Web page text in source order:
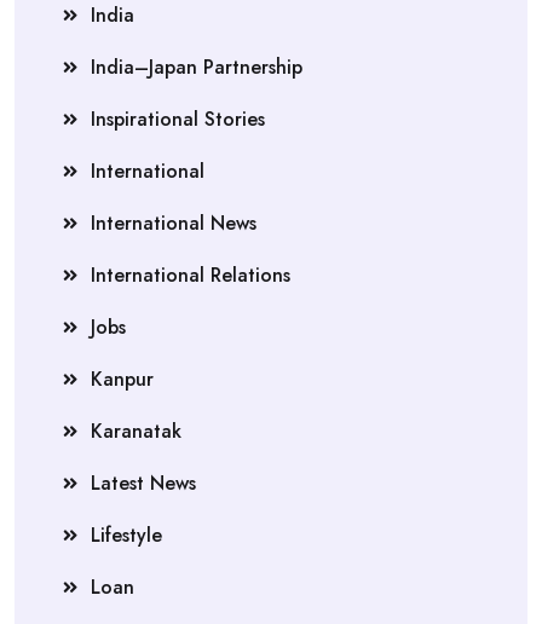
India
India–Japan Partnership
Inspirational Stories
International
International News
International Relations
Jobs
Kanpur
Karanatak
Latest News
Lifestyle
Loan